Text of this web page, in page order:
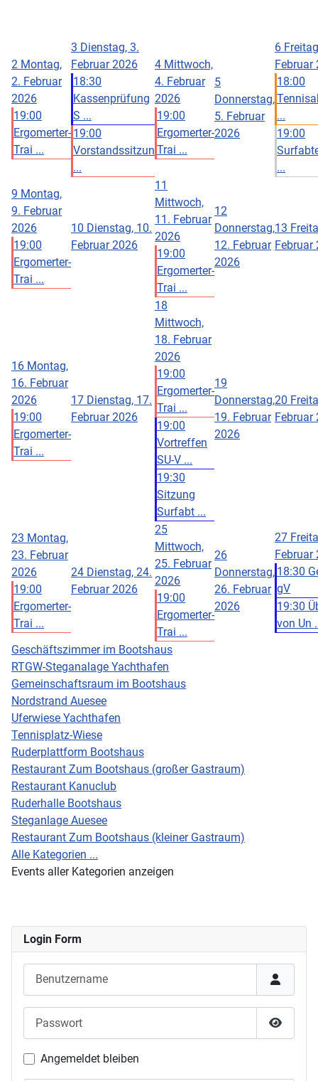
2 Montag,
2. Februar
2026
19:00
Ergomerter-
Trai ...
3 Dienstag, 3.
Februar 2026
18:30
Kassenprüfung
S ...
19:00
Vorstandssitzun
...
4 Mittwoch,
4. Februar
2026
19:00
Ergomerter-
Trai ...
5
Donnerstag,
5. Februar
2026
6
Februar
18:00
...
19:00
...
9 Montag,
9. Februar
2026
19:00
Ergomerter-
Trai ...
10 Dienstag, 10.
Februar 2026
11
Mittwoch,
11. Februar
2026
19:00
Ergomerter-
Trai ...
12
Donnerstag,
12. Februar
2026
13
Februar
16 Montag,
16. Februar
2026
19:00
Ergomerter-
Trai ...
17 Dienstag, 17.
Februar 2026
18
Mittwoch,
18. Februar
2026
19:00
Ergomerter-
Trai ...
19:00
Vortreffen
SU-V ...
19:30
Sitzung
Surfabt ...
19
Donnerstag,
19. Februar
2026
20
Februar
23 Montag,
23. Februar
2026
19:00
Ergomerter-
Trai ...
24 Dienstag, 24.
Februar 2026
25
Mittwoch,
25. Februar
2026
19:00
Ergomerter-
Trai ...
26
Donnerstag,
26. Februar
2026
27
Februar
18:30
gV
19:30
von Un
Geschäftszimmer im Bootshaus
RTGW-Steganalage Yachthafen
Gemeinschaftsraum im Bootshaus
Nordstrand Auesee
Uferwiese Yachthafen
Tennisplatz-Wiese
Ruderplattform Bootshaus
Restaurant Zum Bootshaus (großer Gastraum)
Restaurant Kanuclub
Ruderhalle Bootshaus
Steganlage Auesee
Restaurant Zum Bootshaus (kleiner Gastraum)
Alle Kategorien ...
Events aller Kategorien anzeigen
Login Form
Angemeldet bleiben